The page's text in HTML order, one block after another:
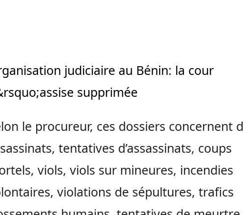
judiciaire au Bénin: la cour
supprimée
le procureur, ces dossiers concernent
tentatives d’assassinats, coups
viols, viols sur mineures, incendies
violations de sépultures, trafics